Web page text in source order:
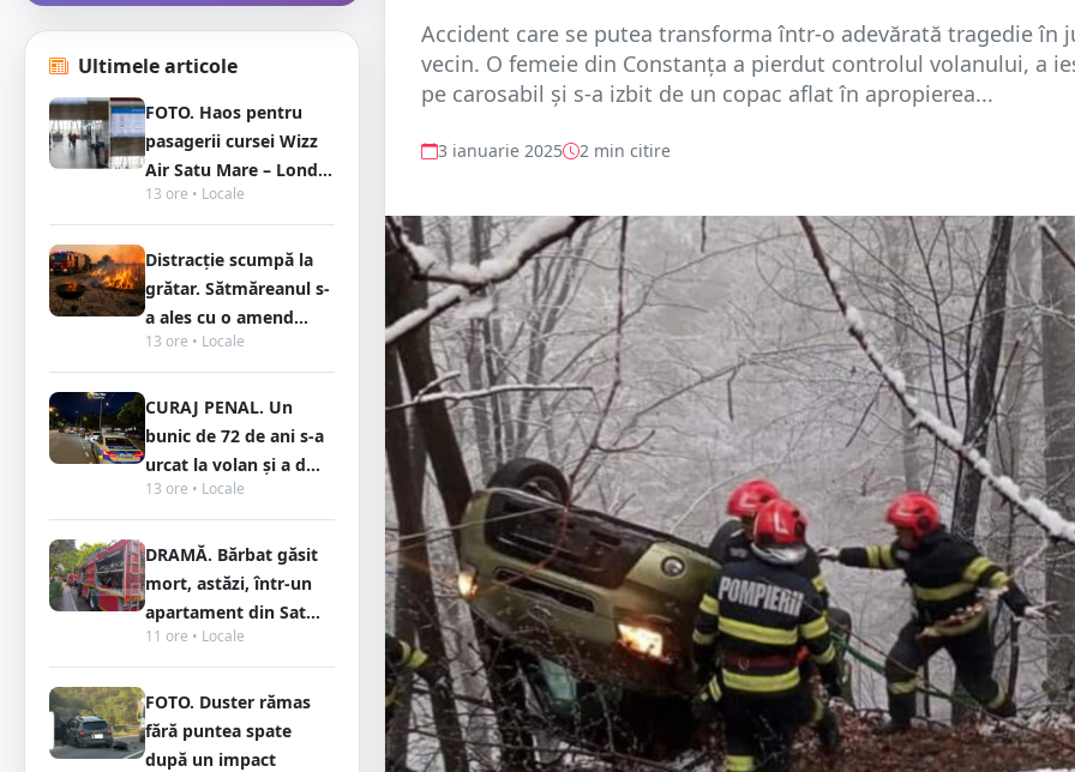
Ultimele articole
FOTO. Haos pentru
pasagerii cursei Wizz
Air Satu Mare – Lond...
13 ore • Locale
Distracție scumpă la
grătar. Sătmăreanul s-
a ales cu o amend...
13 ore • Locale
CURAJ PENAL. Un
bunic de 72 de ani s-a
urcat la volan și a d...
13 ore • Locale
DRAMĂ. Bărbat găsit
mort, astăzi, într-un
apartament din Sat...
11 ore • Locale
FOTO. Duster rămas
fără puntea spate
după un impact
Accident care se putea transforma într-o adevărată tragedie în
vecin. O femeie din Constanța a pierdut controlul volanului, a
pe carosabil și s-a izbit de un copac aflat în apropierea...
3 ianuarie 2025 2 min citire